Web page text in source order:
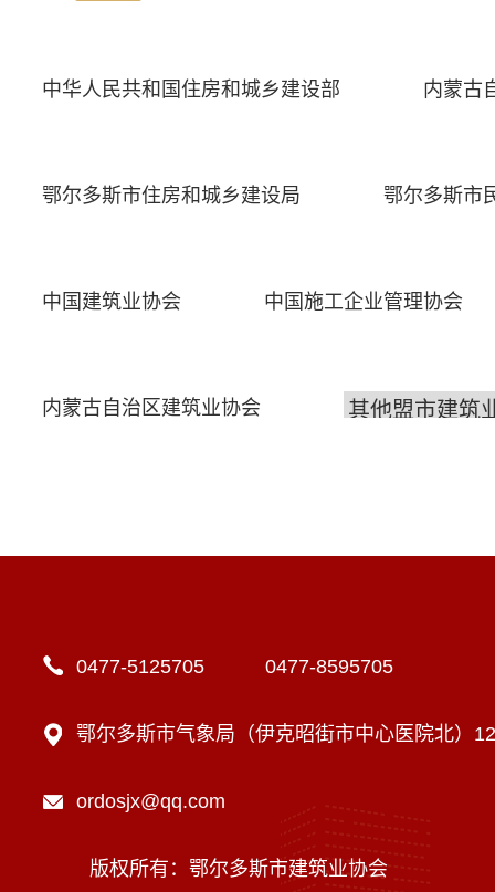
中华人民共和国住房和城乡建设部 内蒙古
鄂尔多斯市住房和城乡建设局 鄂尔多斯市
中国建筑业协会 中国施工企业管理协会
内蒙古自治区建筑业协会
0477-5125705 0477-8595705
鄂尔多斯市气象局（伊克昭街市中心医院北）
ordosjx@qq.com
版权所有：鄂尔多斯市建筑业协会